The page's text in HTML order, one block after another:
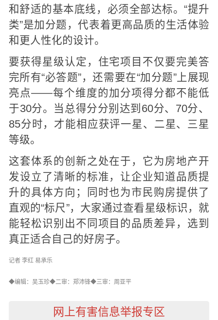
和舒适的基本底线，必须全部达标。“提升
类”是加分题，代表着更高品质的生活体验
和更人性化的设计。
要获得星级认定，住宅项目不仅要完美答
完所有“必答题”，还需要在“加分题”上展现
亮点——每个维度的加分项得分都不能低
于30分。当总得分分别达到60分、70分、
85分时，才能相应获评一星、二星、三星
等级。
这套体系的创新之处在于，它为房地产开
发设立了清晰的标准，让企业知道品质提
升的具体方向；同时也为市民购房提供了
直观的“标尺”，大家通过查看星级标识，就
能轻松识别出不同项目的品质差异，选到
真正适合自己的好房子。
记者 李红 易承乐
◆编辑：吴玉珍◆二审：郑沛锋◆三审：周亚平
网上有害信息举报专区